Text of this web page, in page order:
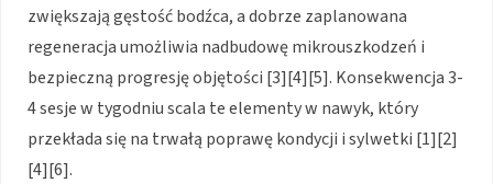
zwiększają gęstość bodźca, a dobrze zaplanowana
regeneracja umożliwia nadbudowę mikrouszkodzeń i
bezpieczną progresję objętości [3][4][5]. Konsekwencja 3-
4 sesje w tygodniu scala te elementy w nawyk, który
przekłada się na trwałą poprawę kondycji i sylwetki [1][2]
[4][6].